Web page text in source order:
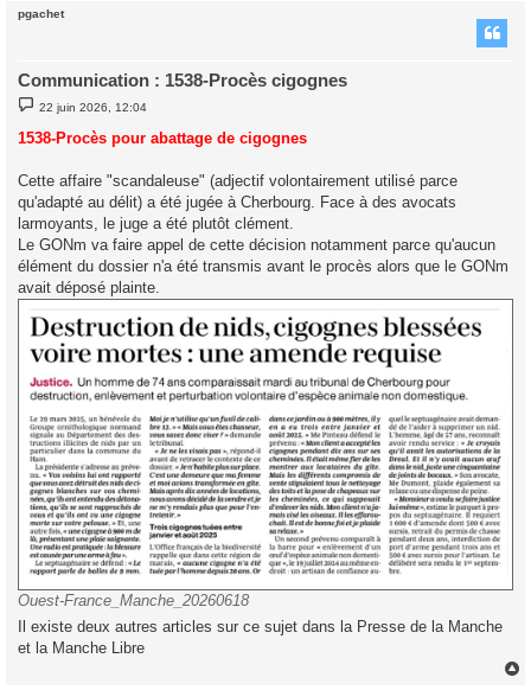
pgachet
Communication : 1538-Procès cigognes
M
e
s
s
e
22 juin 2026, 12:04
1538-Procès pour abattage de cigognes
Cette affaire "scandaleuse" (adjectif volontairement utilisé parce
qu'adapté au délit) a été jugée à Cherbourg. Face à des avocats
larmoyants, le juge a été plutôt clément.
Le GONm va faire appel de cette décision notamment parce qu'aucun
élément du dossier n'a été transmis avant le procès alors que le GONm
avait déposé plainte.
Ouest-France_Manche_20260618
Il existe deux autres articles sur ce sujet dans la Presse de la Manche
et la Manche Libre